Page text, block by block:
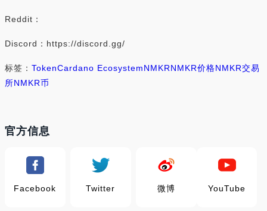
Reddit：
Discord：https://discord.gg/
标签： TokenCardano EcosystemNMKRNMKR价格NMKR交易
所NMKR币
官方信息
Facebook Twitter 微博 YouTube